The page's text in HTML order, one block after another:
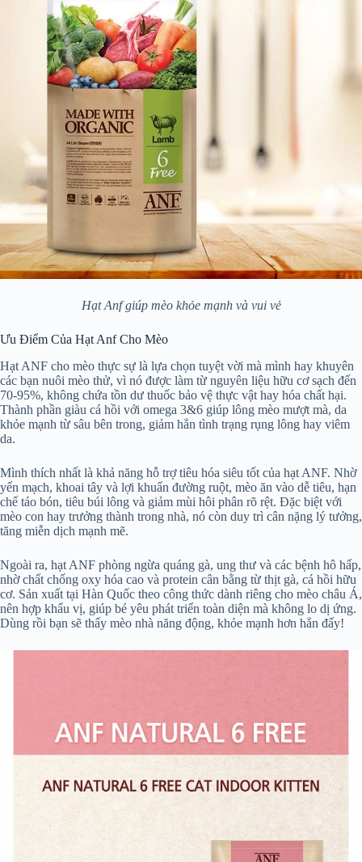
Hạt Anf giúp mèo khỏe mạnh và vui vẻ
Ưu Điểm Của Hạt Anf Cho Mèo
Hạt ANF cho mèo thực sự là lựa chọn tuyệt vời mà mình hay khuyên
các bạn nuôi mèo thử, vì nó được làm từ nguyên liệu hữu cơ sạch đến
70-95%, không chứa tồn dư thuốc bảo vệ thực vật hay hóa chất hại.
Thành phần giàu cá hồi với omega 3&6 giúp lông mèo mượt mà, da
khỏe mạnh từ sâu bên trong, giảm hẳn tình trạng rụng lông hay viêm
da.
Mình thích nhất là khả năng hỗ trợ tiêu hóa siêu tốt của hạt ANF. Nhờ
yến mạch, khoai tây và lợi khuẩn đường ruột, mèo ăn vào dễ tiêu, hạn
chế táo bón, tiêu búi lông và giảm mùi hôi phân rõ rệt. Đặc biệt với
mèo con hay trưởng thành trong nhà, nó còn duy trì cân nặng lý tưởng,
tăng miễn dịch mạnh mẽ.
Ngoài ra, hạt ANF phòng ngừa quáng gà, ung thư và các bệnh hô hấp,
nhờ chất chống oxy hóa cao và protein cân bằng từ thịt gà, cá hồi hữu
cơ. Sản xuất tại Hàn Quốc theo công thức dành riêng cho mèo châu Á,
nên hợp khẩu vị, giúp bé yêu phát triển toàn diện mà không lo dị ứng.
Dùng rồi bạn sẽ thấy mèo nhà năng động, khỏe mạnh hơn hẳn đấy!